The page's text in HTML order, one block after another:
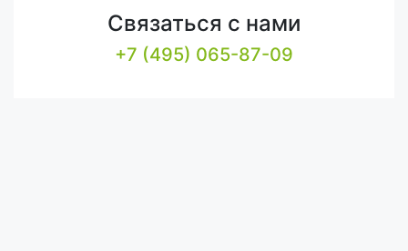
Связаться с нами
+7 (495) 065-87-09